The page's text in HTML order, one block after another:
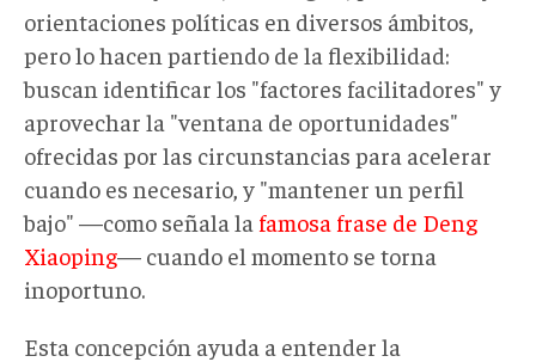
orientaciones políticas en diversos ámbitos,
pero lo hacen partiendo de la flexibilidad:
buscan identificar los "factores facilitadores" y
aprovechar la "ventana de oportunidades"
ofrecidas por las circunstancias para acelerar
cuando es necesario, y "mantener un perfil
bajo" —como señala la famosa frase de Deng
Xiaoping— cuando el momento se torna
inoportuno.
Esta concepción ayuda a entender la